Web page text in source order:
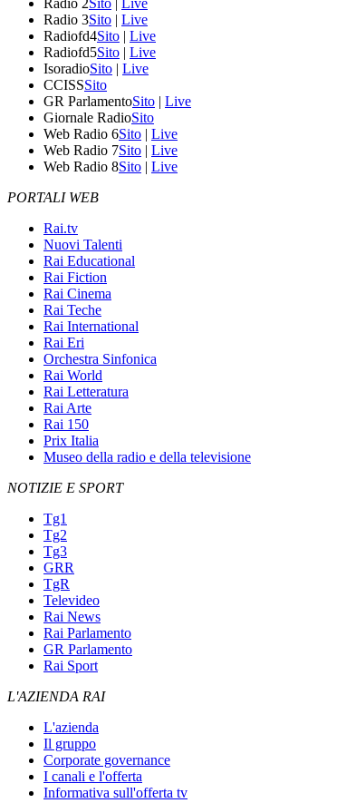
Radio 2Sito | Live
Radio 3Sito | Live
Radiofd4Sito | Live
Radiofd5Sito | Live
IsoradioSito | Live
CCISSSito
GR ParlamentoSito | Live
Giornale RadioSito
Web Radio 6Sito | Live
Web Radio 7Sito | Live
Web Radio 8Sito | Live
PORTALI WEB
Rai.tv
Nuovi Talenti
Rai Educational
Rai Fiction
Rai Cinema
Rai Teche
Rai International
Rai Eri
Orchestra Sinfonica
Rai World
Rai Letteratura
Rai Arte
Rai 150
Prix Italia
Museo della radio e della televisione
NOTIZIE E SPORT
Tg1
Tg2
Tg3
GRR
TgR
Televideo
Rai News
Rai Parlamento
GR Parlamento
Rai Sport
L'AZIENDA RAI
L'azienda
Il gruppo
Corporate governance
I canali e l'offerta
Informativa sull'offerta tv